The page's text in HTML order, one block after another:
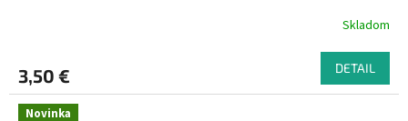
Skladom
3,50 € DETAIL
Novinka